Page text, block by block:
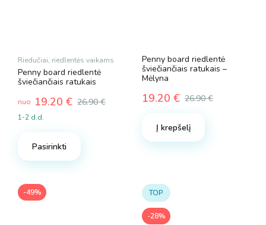
Riedučiai, riedlentės vaikams
Penny board riedlentė
šviečiančiais ratukais
nuo 26.90€
19.20 €
1-2 d.d.
Pasirinkti
Penny board riedlentė
šviečiančiais ratukais –
Mėlyna
26.90€
price
was:
26.90 €.
19.20 €
price
19.20 €.
Į krepšelį
-49% TOP
-28%